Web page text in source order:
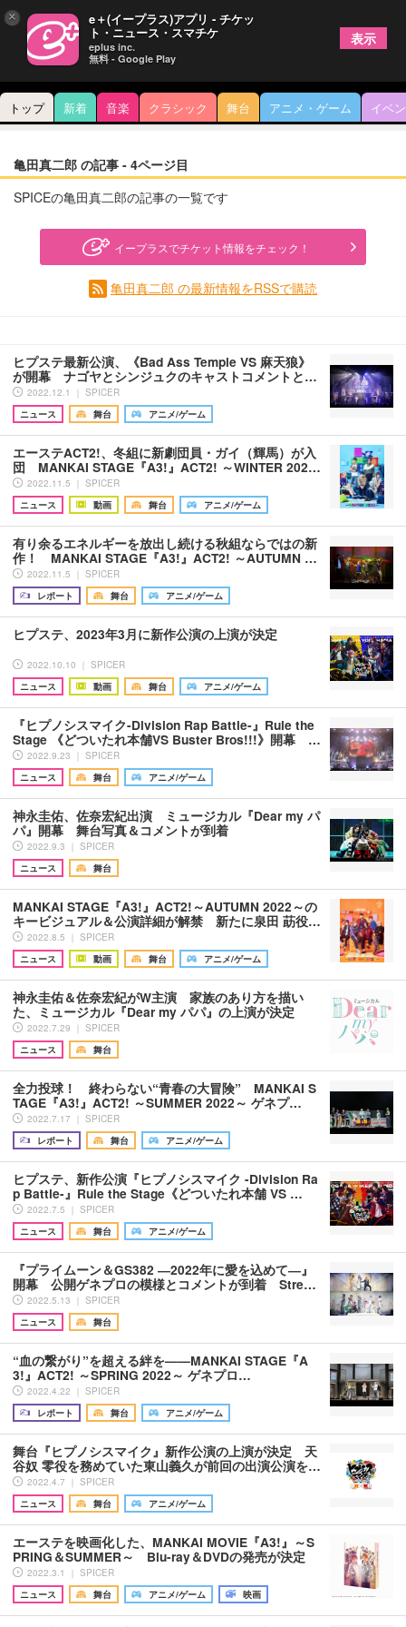
トップ 新着 音楽 クラシック 舞台 アニメ・ゲーム イベ
亀田真二郎 の記事 - 4ページ目
SPICEの亀田真二郎の記事の一覧です
イープラスでチケット情報をチェック！
亀田真二郎 の最新情報をRSSで購読
ヒプステ最新公演、《Bad Ass Temple VS 麻天狼》
が開幕 ナゴヤとシンジュクのキャストコメントと…
2022.12.1 ｜ SPICER
ニュース
舞台 アニメ/ゲーム
エーステACT2!、冬組に新劇団員・ガイ（輝馬）が入
団 MANKAI STAGE『A3!』ACT2! ～WINTER 202…
2022.11.5 ｜ SPICER
ニュース
動画 舞台 アニメ/ゲーム
有り余るエネルギーを放出し続ける秋組ならではの新
作！ MANKAI STAGE『A3!』ACT2! ～AUTUMN …
2022.11.5 ｜ SPICER
レポート
舞台 アニメ/ゲーム
ヒプステ、2023年3月に新作公演の上演が決定
2022.10.10 ｜ SPICER
ニュース
動画 舞台 アニメ/ゲーム
『ヒプノシスマイク-Division Rap Battle-』Rule the
Stage 《どついたれ本舗VS Buster Bros!!!》開幕 …
2022.9.23 ｜ SPICER
ニュース
舞台 アニメ/ゲーム
神永圭佑、佐奈宏紀出演 ミュージカル『Dear my パ
パ』開幕 舞台写真＆コメントが到着
2022.9.3 ｜ SPICER
ニュース
舞台
MANKAI STAGE『A3!』ACT2!～AUTUMN 2022～の
キービジュアル＆公演詳細が解禁 新たに泉田 莇役…
2022.8.5 ｜ SPICER
ニュース
動画 舞台 アニメ/ゲーム
神永圭佑＆佐奈宏紀がW主演 家族のあり方を描い
た、ミュージカル『Dear my パパ』の上演が決定
2022.7.29 ｜ SPICER
ニュース
舞台
全力投球！ 終わらない“青春の大冒険” MANKAI S
TAGE『A3!』ACT2! ～SUMMER 2022～ ゲネプ…
2022.7.17 ｜ SPICER
レポート
舞台 アニメ/ゲーム
ヒプステ、新作公演『ヒプノシスマイク -Division Ra
p Battle-』Rule the Stage《どついたれ本舗 VS …
2022.7.5 ｜ SPICER
ニュース
舞台 アニメ/ゲーム
『プライムーン＆GS382 ―2022年に愛を込めて―』
開幕 公開ゲネプロの模様とコメントが到着 Stre…
2022.5.13 ｜ SPICER
ニュース
舞台
“血の繋がり”を超える絆を——MANKAI STAGE『A
3!』ACT2! ～SPRING 2022～ ゲネプロ…
2022.4.22 ｜ SPICER
レポート
舞台 アニメ/ゲーム
舞台『ヒプノシスマイク』新作公演の上演が決定 天
谷奴 零役を務めていた東山義久が前回の出演公演を…
2022.4.7 ｜ SPICER
ニュース
舞台 アニメ/ゲーム
エーステを映画化した、MANKAI MOVIE『A3!』～S
PRING＆SUMMER～ Blu-ray＆DVDの発売が決定
2022.3.1 ｜ SPICER
ニュース
舞台 アニメ/ゲーム 映画
× e＋(イープラス)アプリ - チケッ
ト・ニュース・スマチケ
eplus inc.
無料 - Google Play
表示